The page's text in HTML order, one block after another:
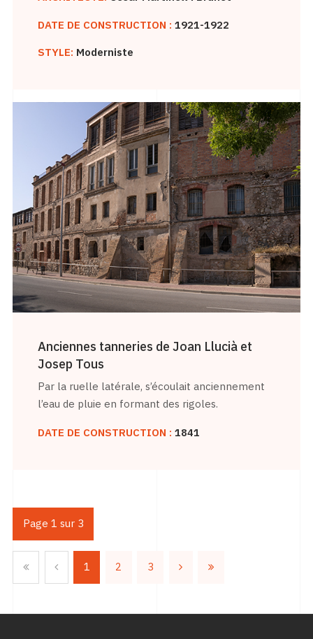
DATE DE CONSTRUCTION : 1921-1922
STYLE: Moderniste
Anciennes tanneries de Joan Llucià et
Josep Tous
Par la ruelle latérale, s’écoulait anciennement
l’eau de pluie en formant des rigoles.
DATE DE CONSTRUCTION : 1841
Page 1 sur 3
1 2 3